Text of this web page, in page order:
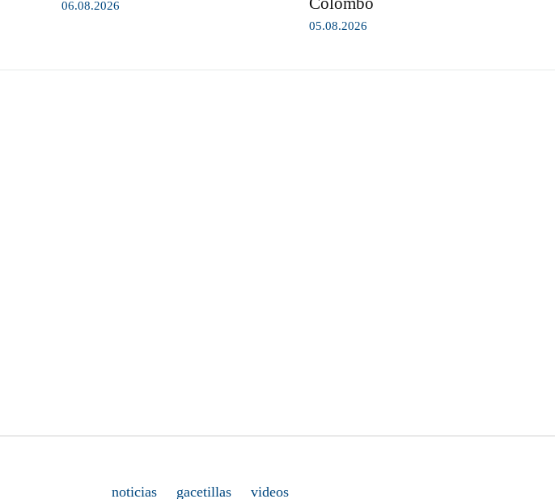
06.08.2026
05.08.2026
noticias gacetillas videos